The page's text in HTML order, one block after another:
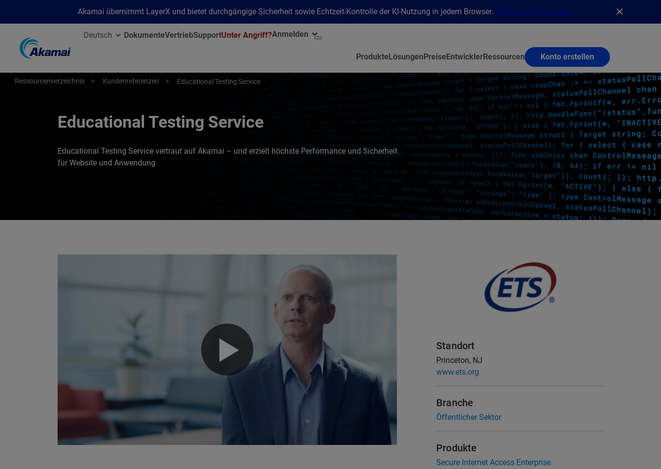
Akamai übernimmt LayerX und bietet durchgängige Sicherheit sowie Echtzeit-Kontrolle der KI-Nutzung in jedem Browser. Weitere Informationen
Deutsch DokumenteVertriebSupportUnter Angriff?Anmelden
ProdukteLösungenPreiseEntwicklerRessourcen Konto erstellen
Ressourcenverzeichnis Kundenreferenzen Educational Testing Service
Educational Testing Service
Educational Testing Service vertraut auf Akamai – und erzielt höchste Performance und Sicherheit
für Website und Anwendung
Standort
Princeton, NJ
www.ets.org
Branche
Öffentlicher Sektor
Produkte
Secure Internet Access Enterprise